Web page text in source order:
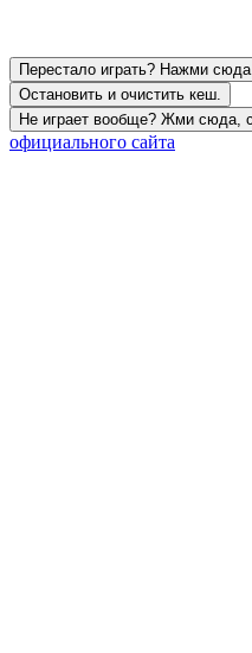
Перестало играть? Нажми
Остановить и очистить кеш.
Не играет вообще? Жми сюда,
официального сайта